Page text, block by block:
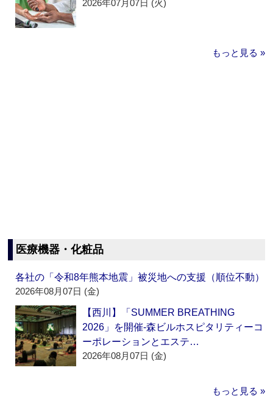
2026年07月07日 (火)
もっと見る »
医療機器・化粧品
各社の「令和8年熊本地震」被災地への支援（順位不動）
2026年08月07日 (金)
【西川】「SUMMER BREATHING
2026」を開催‐森ビルホスピタリティーコ
ーポレーションとエステ…
2026年08月07日 (金)
もっと見る »